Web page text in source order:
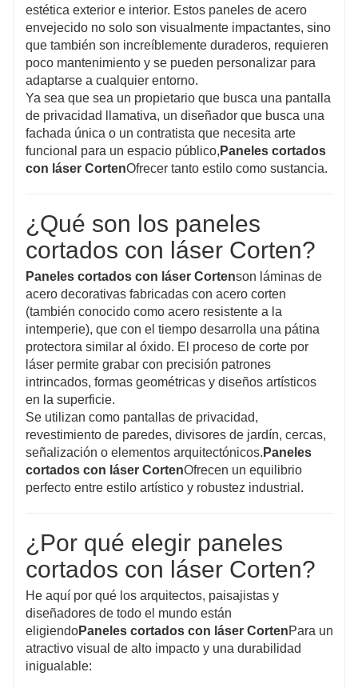
estética exterior e interior. Estos paneles de acero
envejecido no solo son visualmente impactantes, sino
que también son increíblemente duraderos, requieren
poco mantenimiento y se pueden personalizar para
adaptarse a cualquier entorno.
Ya sea que sea un propietario que busca una pantalla
de privacidad llamativa, un diseñador que busca una
fachada única o un contratista que necesita arte
funcional para un espacio público, Paneles cortados
con láser CortenOfrecer tanto estilo como sustancia.
¿Qué son los paneles
cortados con láser Corten?
Paneles cortados con láser Cortenson láminas de
acero decorativas fabricadas con acero corten
(también conocido como acero resistente a la
intemperie), que con el tiempo desarrolla una pátina
protectora similar al óxido. El proceso de corte por
láser permite grabar con precisión patrones
intrincados, formas geométricas y diseños artísticos
en la superficie.
Se utilizan como pantallas de privacidad,
revestimiento de paredes, divisores de jardín, cercas,
señalización o elementos arquitectónicos. Paneles
cortados con láser CortenOfrecen un equilibrio
perfecto entre estilo artístico y robustez industrial.
¿Por qué elegir paneles
cortados con láser Corten?
He aquí por qué los arquitectos, paisajistas y
diseñadores de todo el mundo están
eligiendoPaneles cortados con láser CortenPara un
atractivo visual de alto impacto y una durabilidad
inigualable: